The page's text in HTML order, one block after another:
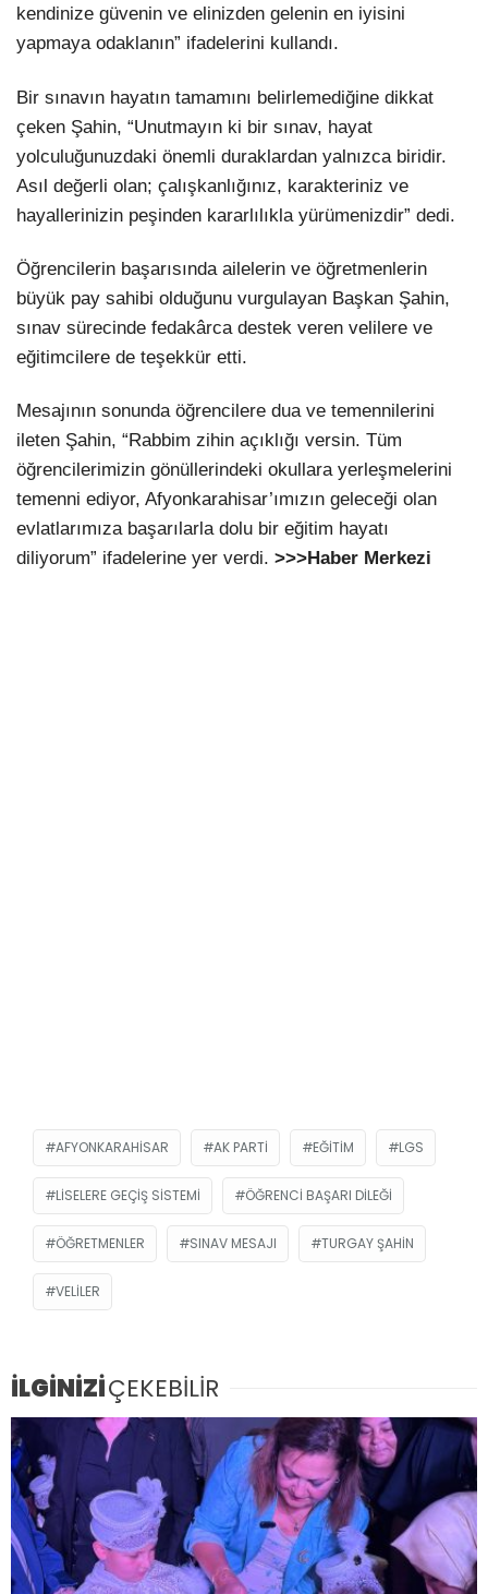
kendinize güvenin ve elinizden gelenin en iyisini
yapmaya odaklanın” ifadelerini kullandı.
Bir sınavın hayatın tamamını belirlemediğine dikkat
çeken Şahin, “Unutmayın ki bir sınav, hayat
yolculuğunuzdaki önemli duraklardan yalnızca biridir.
Asıl değerli olan; çalışkanlığınız, karakteriniz ve
hayallerinizin peşinden kararlılıkla yürümenizdir” dedi.
Öğrencilerin başarısında ailelerin ve öğretmenlerin
büyük pay sahibi olduğunu vurgulayan Başkan Şahin,
sınav sürecinde fedakârca destek veren velilere ve
eğitimcilere de teşekkür etti.
Mesajının sonunda öğrencilere dua ve temennilerini
ileten Şahin, “Rabbim zihin açıklığı versin. Tüm
öğrencilerimizin gönüllerindeki okullara yerleşmelerini
temenni ediyor, Afyonkarahisar’ımızın geleceği olan
evlatlarımıza başarılarla dolu bir eğitim hayatı
diliyorum” ifadelerine yer verdi. >>>Haber Merkezi
AFYONKARAHISAR AK PARTI EĞITIM LGS
LISELERE GEÇIŞ SISTEMI ÖĞRENCI BAŞARI DILEĞI
ÖĞRETMENLER SINAV MESAJI TURGAY ŞAHIN
VELILER
İLGİNİZİÇEKEBİLİR